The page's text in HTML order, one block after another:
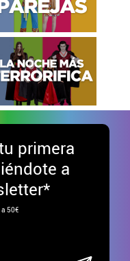
primera
a
50€